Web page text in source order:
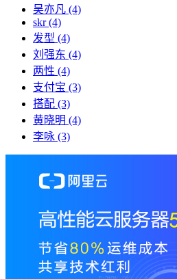
吴亦凡 (4)
skr(4)
发型 (4)
刘强东 (4)
两性 (4)
支付宝 (3)
搭配 (3)
黄晓明 (4)
李咏 (3)